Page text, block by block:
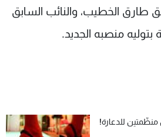
طارق الخطيب، والنائب السابق
منصبه الجديد.
للدعارة!